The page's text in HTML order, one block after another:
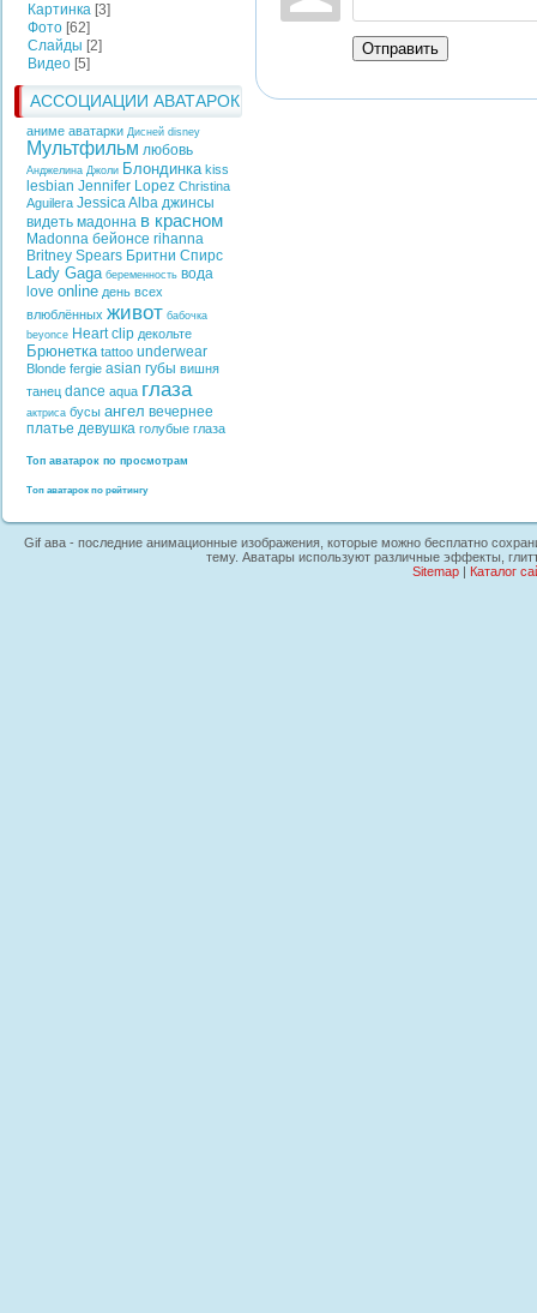
Картинка [3]
Фото [62]
Слайды [2]
Видео [5]
АССОЦИАЦИИ АВАТАРОК
аниме аватарки Дисней disney
Мультфильм любовь
Анджелина Джоли Блондинка kiss
lesbian Jennifer Lopez Christina
Aguilera Jessica Alba джинсы
видеть мадонна в красном
Madonna бейонсе rihanna
Britney Spears Бритни Спирс
Lady Gaga беременность вода
love online день всех
влюблённых живот бабочка
beyonce Heart clip декольте
Брюнетка tattoo underwear
Blonde fergie asian губы вишня
танец dance aqua глаза
актриса бусы ангел вечернее
платье девушка голубые глаза
Топ аватарок по просмотрам
Топ аватарок по рейтингу
Отправить
Gif ава - последние анимационные изображения, которые можно бесплатно
тему. Аватары используют различные эффекты,
Sitemap| Каталог